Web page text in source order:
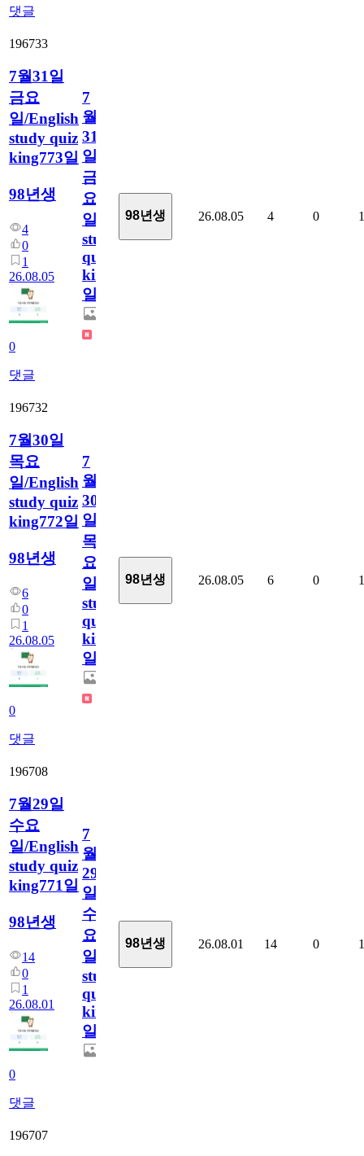
댓글
196733
7월31일
금요
일/English
study quiz
king773일
98년생
4
0
1
26.08.05
0
댓글
7
월
31
일
금
요
일/English
study
quiz
king773
일
98년생 26.08.05 4 0 1
196732
7월30일
목요
일/English
study quiz
king772일
98년생
6
0
1
26.08.05
0
댓글
7
월
30
일
목
요
일/English
study
quiz
king772
일
98년생 26.08.05 6 0 1
196708
7월29일
수요
일/English
study quiz
king771일
98년생
14
0
1
26.08.01
0
댓글
7
월
29
일
수
요
일/English
study
quiz
king771
일
98년생 26.08.01 14 0 1
196707